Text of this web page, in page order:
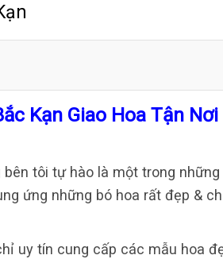
Kạn Giao Hoa Tận Nơi
bên tôi tự hào là một trong những
ứng những bó hoa rất đẹp &
uy tín cung cấp các mẫu hoa